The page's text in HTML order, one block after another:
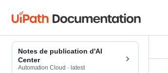
Notes de publication d'AI
Center
Automation Cloud · latest